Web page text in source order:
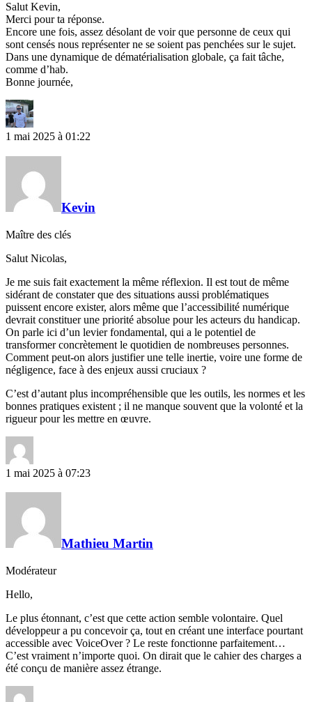
Salut Kevin,
Merci pour ta réponse.
Encore une fois, assez désolant de voir que personne de ceux qui
sont censés nous représenter ne se soient pas penchées sur le sujet.
Dans une dynamique de dématérialisation globale, ça fait tâche,
comme d’hab.
Bonne journée,
1 mai 2025 à 01:22
Kevin
Maître des clés
Salut Nicolas,
Je me suis fait exactement la même réflexion. Il est tout de même
sidérant de constater que des situations aussi problématiques
puissent encore exister, alors même que l’accessibilité numérique
devrait constituer une priorité absolue pour les acteurs du handicap.
On parle ici d’un levier fondamental, qui a le potentiel de
transformer concrètement le quotidien de nombreuses personnes.
Comment peut-on alors justifier une telle inertie, voire une forme de
négligence, face à des enjeux aussi cruciaux ?
C’est d’autant plus incompréhensible que les outils, les normes et les
bonnes pratiques existent ; il ne manque souvent que la volonté et la
rigueur pour les mettre en œuvre.
1 mai 2025 à 07:23
Mathieu Martin
Modérateur
Hello,
Le plus étonnant, c’est que cette action semble volontaire. Quel
développeur a pu concevoir ça, tout en créant une interface pourtant
accessible avec VoiceOver ? Le reste fonctionne parfaitement…
C’est vraiment n’importe quoi. On dirait que le cahier des charges a
été conçu de manière assez étrange.